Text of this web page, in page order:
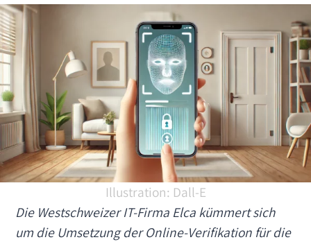
Illustration: Dall-E
Die Westschweizer IT-Firma Elca kümmert sich
um die Umsetzung der Online-Verifikation für die